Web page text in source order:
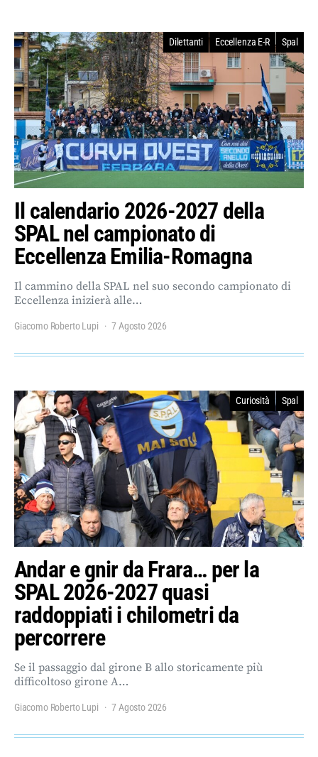
Dilettanti Eccellenza E-R Spal
Il calendario 2026-2027 della
SPAL nel campionato di
Eccellenza Emilia-Romagna
Il cammino della SPAL nel suo secondo campionato di
Eccellenza inizierà alle…
Giacomo Roberto Lupi 7 Agosto 2026
Curiosità Spal
Andar e gnir da Frara… per la
SPAL 2026-2027 quasi
raddoppiati i chilometri da
percorrere
Se il passaggio dal girone B allo storicamente più
difficoltoso girone A…
Giacomo Roberto Lupi 7 Agosto 2026